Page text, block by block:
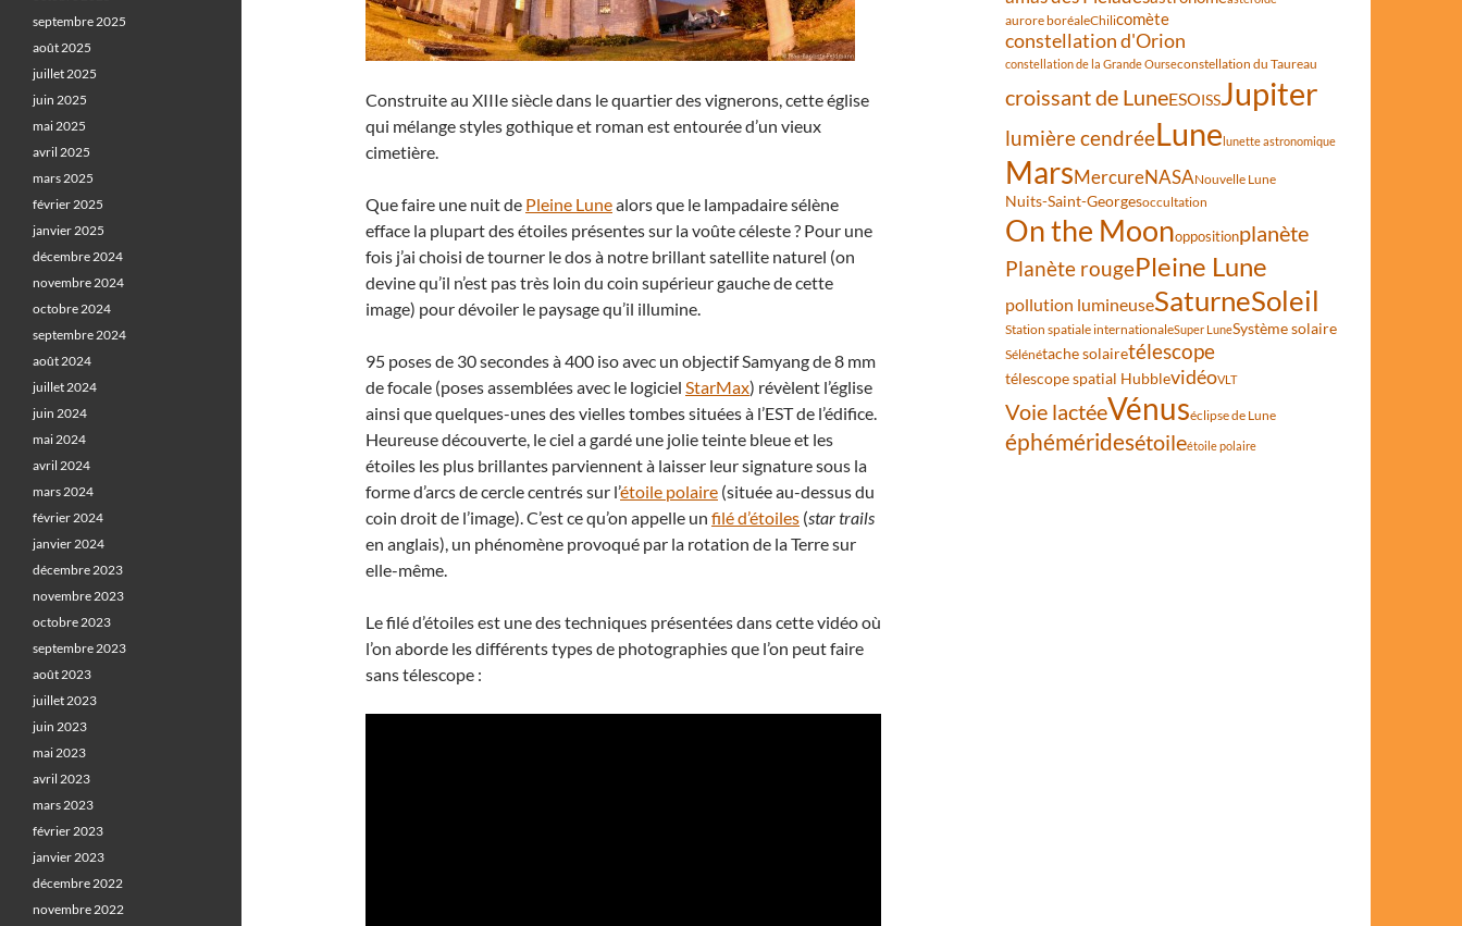
Construite au XIIIe siècle dans le quartier des vignerons, cette église
qui mélange styles gothique et roman est entourée d’un vieux
cimetière.
Que faire une nuit de Pleine Lunealors que le lampadaire sélène
efface la plupart des étoiles présentes sur la voûte céleste ? Pour une
fois j’ai choisi de tourner le dos à notre brillant satellite naturel (on
devine qu’il n’est pas très loin du coin supérieur gauche de cette
image) pour dévoiler le paysage qu’il illumine.
95 poses de 30 secondes à 400 iso avec un objectif Samyang de 8 mm
de focale (poses assemblées avec le logiciel StarMax) révèlent l’église
ainsi que quelques-unes des vielles tombes situées à l’EST de l’édifice.
Heureuse découverte, le ciel a gardé une jolie teinte bleue et les
étoiles les plus brillantes parviennent à laisser leur signature sous la
forme d’arcs de cercle centrés sur l’étoile polaire (située au-dessus du
coin droit de l’image). C’est ce qu’on appelle un filé d’étoiles (star trails
en anglais), un phénomène provoqué par la rotation de la Terre sur
elle-même.
Le filé d’étoiles est une des techniques présentées dans cette vidéo où
l’on aborde les différents types de photographies que l’on peut faire
sans télescope :
aurore boréaleChilicomète
constellation d'Orion
constellation de la Grande Ourseconstellation du Taureau
croissant de LuneESOISSJupiter
lumière cendréeLunelunette astronomique
MarsMercureNASANouvelle Lune
Nuits-Saint-Georgesoccultation
On the Moonoppositionplanète
Planète rougePleine Lune
pollution lumineuseSaturneSoleil
Station spatiale internationaleSuper LuneSystème solaire
Sélénétache solairetélescope
télescope spatial HubblevidéoVLT
Voie lactéeVénuséclipse de Lune
éphéméridesétoileétoile polaire
septembre 2025
août 2025
juillet 2025
juin 2025
mai 2025
avril 2025
mars 2025
février 2025
janvier 2025
décembre 2024
novembre 2024
octobre 2024
septembre 2024
août 2024
juillet 2024
juin 2024
mai 2024
avril 2024
mars 2024
février 2024
janvier 2024
décembre 2023
novembre 2023
octobre 2023
septembre 2023
août 2023
juillet 2023
juin 2023
mai 2023
avril 2023
mars 2023
février 2023
janvier 2023
décembre 2022
novembre 2022